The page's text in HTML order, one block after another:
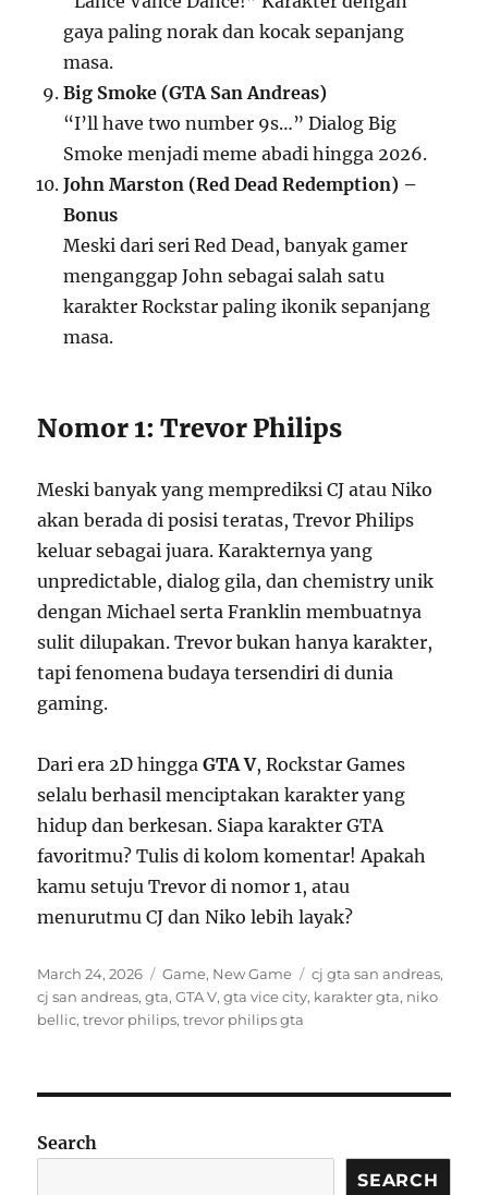
gaya paling norak dan kocak sepanjang
masa.
Big Smoke (GTA San Andreas)
“I’ll have two number 9s…” Dialog Big
Smoke menjadi meme abadi hingga 2026.
John Marston (Red Dead Redemption) –
Bonus
Meski dari seri Red Dead, banyak gamer
menganggap John sebagai salah satu
karakter Rockstar paling ikonik sepanjang
masa.
Nomor 1: Trevor Philips
Meski banyak yang memprediksi CJ atau Niko
akan berada di posisi teratas, Trevor Philips
keluar sebagai juara. Karakternya yang
unpredictable, dialog gila, dan chemistry unik
dengan Michael serta Franklin membuatnya
sulit dilupakan. Trevor bukan hanya karakter,
tapi fenomena budaya tersendiri di dunia
gaming.
Dari era 2D hinggaGTA V, Rockstar Games
selalu berhasil menciptakan karakter yang
hidup dan berkesan. Siapa karakter GTA
favoritmu? Tulis di kolom komentar! Apakah
kamu setuju Trevor di nomor 1, atau
menurutmu CJ dan Niko lebih layak?
Posted
on
March 24, 2026 Categories
Game, New Game Tags
cj gta san andreas,
cj san andreas,gta,GTA V,gta vice city, karakter gta, niko
bellic,trevor philips,trevor philips gta
Search
SEARCH